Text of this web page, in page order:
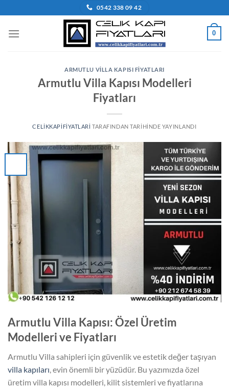
atla
0542 338 09 42
0
ARMUTLU VILLA KAPISI FIYATLARI
Armutlu Villa Kapısı Modelleri
Fiyatları
CELIKKAPIFIYATLARI TARAFINDAN TARIHINDE YAYINLANDI
Armutlu Villa Kapısı: Özel Üretim
Modelleri ve Fiyatları
Armutlu Villa sahipleri için güvenlik ve estetik değer taşıyan
villa kapıları, evin önemli bir yüzüdür. Bu yazımızda özel
üretim villa kapısı modelleri, kilit sistemleri ve fiyatlarına